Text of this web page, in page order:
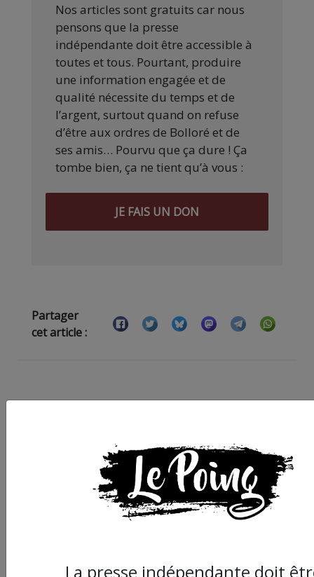
Nos articles sont gratuits car nous
pensons que la presse
indépendante doit être accessible à
toutes et tous. Pourtant, produire
une information engagée et de
qualité nécessite du temps et de
l’argent, surtout quand on refuse
d’être aux ordres de Bolloré et de
ses amis… Pourvu que ça dure ! Ça
tombe bien, ça ne tient qu’à vous :
JE FAIS UN DON
Partager
cet article :
ARTICLE AGORA SUIVANT :
La presse indépendante doit